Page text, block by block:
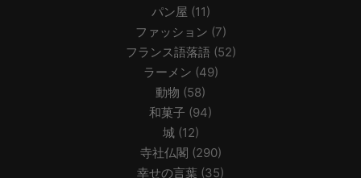
パン屋 (11)
ファッション (7)
フランス語落語 (52)
ラーメン (49)
動物 (58)
和菓子 (94)
城(12)
寺社仏閣 (290)
幸せの言葉 (35)